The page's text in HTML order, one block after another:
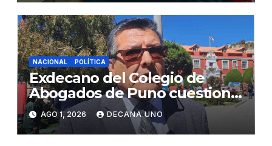
NACIONAL POLÍTICA
Exdecano del Colegio de
Abogados de Puno cuestiona
propuestas sobre seguridad
ciudadana
AGO 1, 2026 DECANA UNO